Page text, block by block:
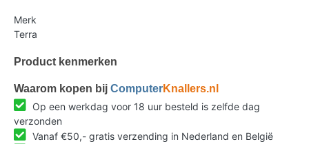
Merk
Terra
Product kenmerken
Waarom kopen bij ComputerKnallers.nl
Op een werkdag voor 18 uur besteld is zelfde dag
verzonden
Vanaf €50,- gratis verzending in Nederland en België